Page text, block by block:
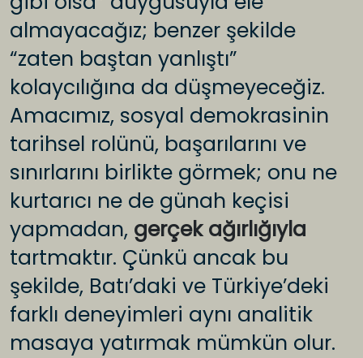
almayacağız; benzer şekilde
“zaten baştan yanlıştı”
kolaycılığına da düşmeyeceğiz.
Amacımız, sosyal demokrasinin
tarihsel rolünü, başarılarını ve
sınırlarını birlikte görmek; onu ne
kurtarıcı ne de günah keçisi
yapmadan, gerçek ağırlığıyla
tartmaktır. Çünkü ancak bu
şekilde, Batı’daki ve Türkiye’deki
farklı deneyimleri aynı analitik
masaya yatırmak mümkün olur.